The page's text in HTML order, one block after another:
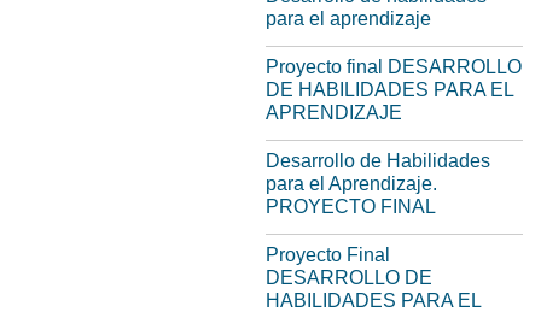
para el aprendizaje
Proyecto final DESARROLLO
DE HABILIDADES PARA EL
APRENDIZAJE
Desarrollo de Habilidades
para el Aprendizaje.
PROYECTO FINAL
Proyecto Final
DESARROLLO DE
HABILIDADES PARA EL